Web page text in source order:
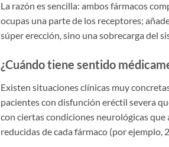
La razón es sencilla: ambos fármacos
ocupas una parte de los receptores;
súper erección, sino una sobrecarga del
¿Cuándo tiene sentido
Existen situaciones clínicas muy
pacientes con disfunción eréctil severa
con ciertas condiciones neurológicas que
reducidas de cada fármaco (por ejemplo,